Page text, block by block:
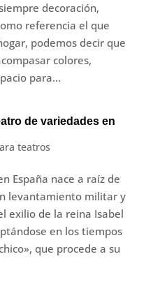
decoración,
referencia el que
podemos decir que
colores,
para...
de variedades en
teatros
España nace a raíz de
levantamiento militar y
exilio de la reina Isabel
en los tiempos
que procede a su